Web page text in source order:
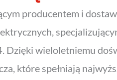
producentem i
Dzięki wieloletniemu
które spełniają